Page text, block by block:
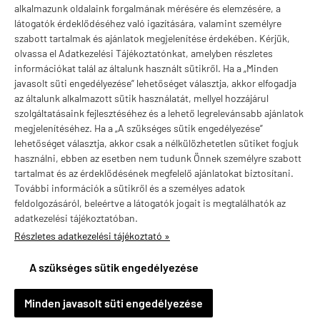
alkalmazunk oldalaink forgalmának mérésére és elemzésére, a
látogatók érdeklődéséhez való igazítására, valamint személyre
szabott tartalmak és ajánlatok megjelenítése érdekében. Kérjük,
olvassa el Adatkezelési Tájékoztatónkat, amelyben részletes
információkat talál az általunk használt sütikről. Ha a „Minden
javasolt süti engedélyezése” lehetőséget választja, akkor elfogadja
az általunk alkalmazott sütik használatát, mellyel hozzájárul
szolgáltatásaink fejlesztéséhez és a lehető legrelevánsabb ajánlatok
megjelenítéséhez. Ha a „A szükséges sütik engedélyezése”
lehetőséget választja, akkor csak a nélkülözhetetlen sütiket fogjuk
használni, ebben az esetben nem tudunk Önnek személyre szabott
tartalmat és az érdeklődésének megfelelő ajánlatokat biztosítani.
További információk a sütikről és a személyes adatok
feldolgozásáról, beleértve a látogatók jogait is megtalálhatók az
adatkezelési tájékoztatóban.
Részletes adatkezelési tájékoztató »
A szükséges sütik engedélyezése
Minden javasolt süti engedélyezése
Márkák
Valuta választás
vitaminstore.hu -Vitaminstore / Gymstore Hungary
Ajánlott termék
Női Szexuális egészség, Life Extension Sexual Health for Her, 60
kapszula
Részletek »